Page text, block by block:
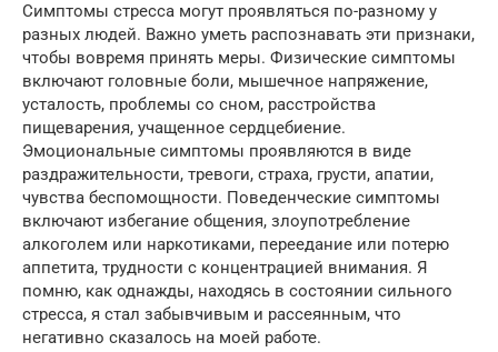
Симптомы стресса могут проявляться по-разному у
разных людей. Важно уметь распознавать эти признаки,
чтобы вовремя принять меры. Физические симптомы
включают головные боли, мышечное напряжение,
усталость, проблемы со сном, расстройства
пищеварения, учащенное сердцебиение.
Эмоциональные симптомы проявляются в виде
раздражительности, тревоги, страха, грусти, апатии,
чувства беспомощности. Поведенческие симптомы
включают избегание общения, злоупотребление
алкоголем или наркотиками, переедание или потерю
аппетита, трудности с концентрацией внимания. Я
помню, как однажды, находясь в состоянии сильного
стресса, я стал забывчивым и рассеянным, что
негативно сказалось на моей работе.